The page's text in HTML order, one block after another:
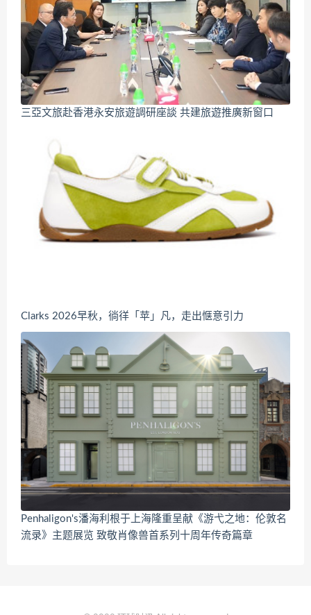
三亞文旅赴香港永安旅遊調研座談 共建旅遊推廣新窗口
Clarks 2026早秋，徜徉「苹」凡，走出惬意引力
Penhaligon's潘海利根于上海隆重呈献《游弋之地：伦敦名
流录》主题展览 致敬肖像兽首系列十周年传奇篇章